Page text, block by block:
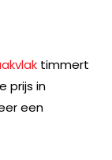
timmert
prijs in
een